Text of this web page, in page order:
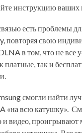
инструкцию ваших
есть проблемы
повторяя свою
в том, что не все
платные, так и
смогли найти
«на всю катушку».
и видео,